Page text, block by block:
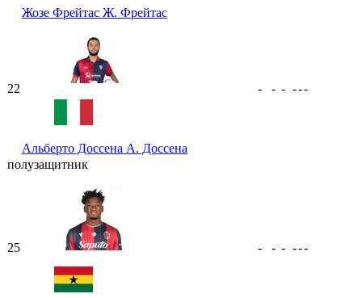
Жозе Фрейтас Ж. Фрейтас
22
Альберто Доссена А. Доссена
- - - ---
полузащитник
25 - - - ---